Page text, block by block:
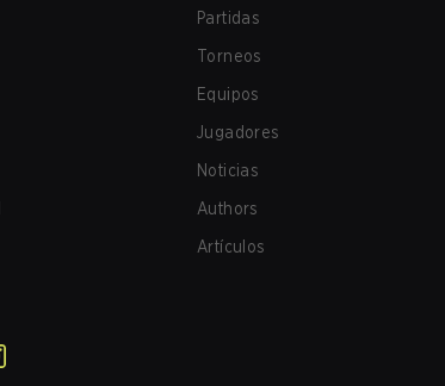
Partidas
Torneos
Equipos
Jugadores
Noticias
Authors
Artículos